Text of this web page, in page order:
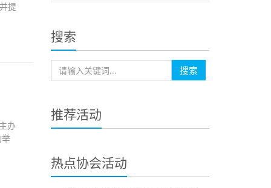
提
办
搜索
搜索
推荐活动
热点协会活动